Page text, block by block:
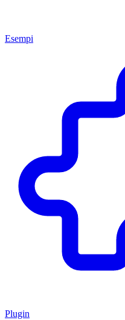
Esempi
Plugin